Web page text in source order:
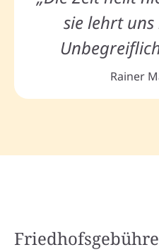
sie lehrt
Rainer